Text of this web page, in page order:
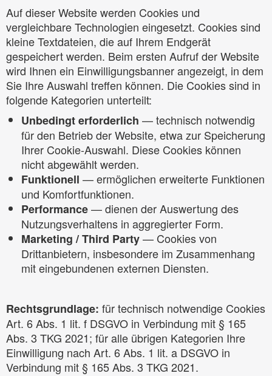
Auf dieser Website werden Cookies und
vergleichbare Technologien eingesetzt. Cookies sind
kleine Textdateien, die auf Ihrem Endgerät
gespeichert werden. Beim ersten Aufruf der Website
wird Ihnen ein Einwilligungsbanner angezeigt, in dem
Sie Ihre Auswahl treffen können. Die Cookies sind in
folgende Kategorien unterteilt:
Unbedingt erforderlich — technisch notwendig
für den Betrieb der Website, etwa zur Speicherung
Ihrer Cookie-Auswahl. Diese Cookies können
nicht abgewählt werden.
Funktionell — ermöglichen erweiterte Funktionen
und Komfortfunktionen.
Performance— dienen der Auswertung des
Nutzungsverhaltens in aggregierter Form.
Marketing / Third Party— Cookies von
Drittanbietern, insbesondere im Zusammenhang
mit eingebundenen externen Diensten.
Rechtsgrundlage: für technisch notwendige Cookies
Art. 6 Abs. 1 lit. f DSGVO in Verbindung mit § 165
Abs. 3 TKG 2021; für alle übrigen Kategorien Ihre
Einwilligung nach Art. 6 Abs. 1 lit. a DSGVO in
Verbindung mit § 165 Abs. 3 TKG 2021.